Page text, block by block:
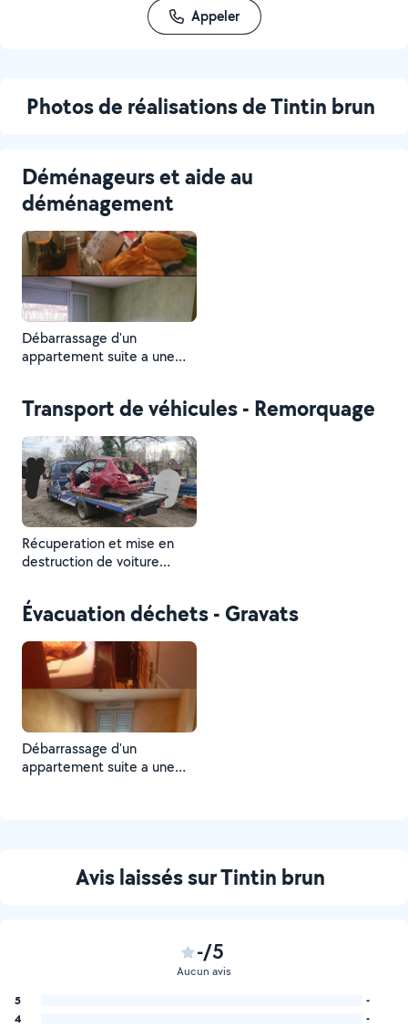
Appeler
Photos de réalisations de Tintin brun
Déménageurs et aide au
déménagement
Débarrassage d'un
appartement suite a une
associations
Transport de véhicules - Remorquage
Récuperation et mise en
destruction de voiture
Évacuation déchets - Gravats
Débarrassage d'un
appartement suite a une
Avis laissés sur Tintin brun
-/5
Aucun avis
5
-
4
-